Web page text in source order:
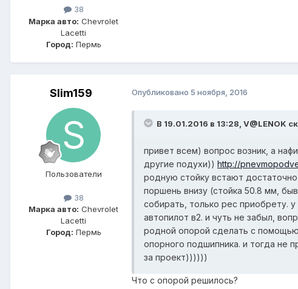
38
Марка авто: Chevrolet
Lacetti
Город: Пермь
Slim159
Пользователи
38
Марка авто: Chevrolet
Lacetti
Город: Пермь
Опубликовано 5 ноября, 2016
В 19.01.2016 в 13:28, V@LENOK
привет всем) вопрос возник, а
другие подухи)) http://
родную стойку встают достаточно
поршень внизу (стойка 50.8 мм,
собирать, только рес приобрету.
автопилот в2. и чуть не забыл,
родной опорой сделать с
опорного подшипника. и тогда не
за проект))))))
Что с опорой решилось?